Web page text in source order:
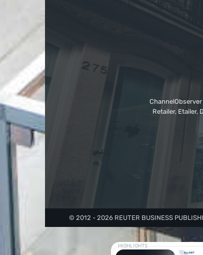
Retailer,
© 2012 - 2026 REUTER BUSINESS